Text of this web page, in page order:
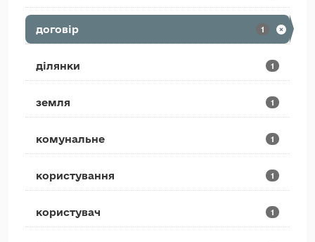
договір 1
ділянки 1
земля 1
комунальне 1
користування 1
користувач 1